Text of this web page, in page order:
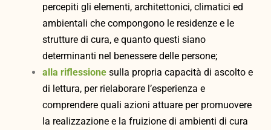
percepiti gli elementi, architettonici, climatici ed
ambientali che compongono le residenze e le
strutture di cura, e quanto questi siano
determinanti nel benessere delle persone;
alla riflessione sulla propria capacità di ascolto e
di lettura, per rielaborare l’esperienza e
comprendere quali azioni attuare per promuovere
la realizzazione e la fruizione di ambienti di cura